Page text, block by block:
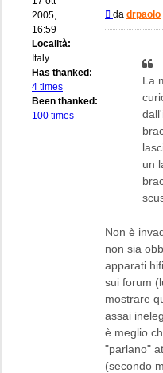
2005,
16:59
Località:
Italy
Has thanked:
4 times
Been thanked:
100 times
Messaggio
da drpaolo
La
un
Non è
non sia
apparati
sui forum
mostrare
assai
è meglio
"parlano"
(secondo